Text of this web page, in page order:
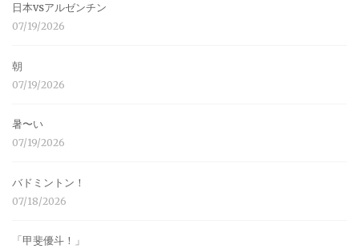
日本vsアルゼンチン
07/19/2026
朝
07/19/2026
暑〜い
07/19/2026
バドミントン！
07/18/2026
「甲斐優斗！」